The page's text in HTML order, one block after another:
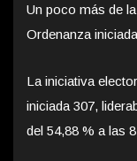
Un poco más de
Ordenanza
La iniciativa
iniciada 307,
del 54,88 % a las